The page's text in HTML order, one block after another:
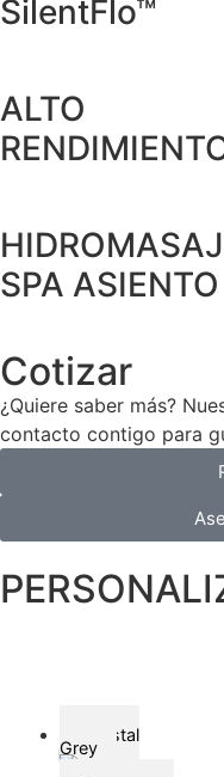
SilentFlo™
ALTO
SPA ASIENTO
Cotizar
¿Quiere saber más?
contacto contigo para
Coastal
Grey